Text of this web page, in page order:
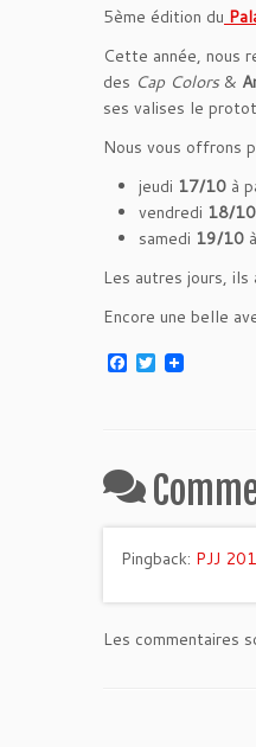
5ème édition du
Cette année, nous
des Cap Colors&
ses valises le
Nous vous offrons
jeudi 17/10 à
vendredi 18/10
samedi 19/10
Les autres jours,
Encore une belle
F
o
k
T
w
r
Pingback: PJJ
Les commentaires